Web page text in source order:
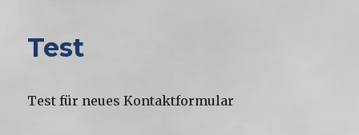
Test
Test für neues Kontaktformular